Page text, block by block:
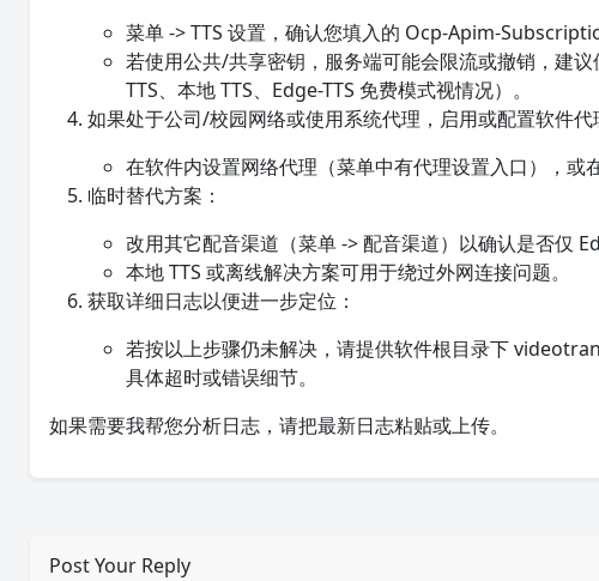
菜单 -> TTS 设置，确认您填入的 Ocp-Apim-
若使用公共/共享密钥，服务端可能会限流或撤销，建
TTS、本地 TTS、Edge-TTS 免费模式视情况）。
如果处于公司/校园网络或使用系统代理，启用或配置软件代
在软件内设置网络代理（菜单中有代理设置入口），或
临时替代方案：
改用其它配音渠道（菜单 -> 配音渠道）以确认是否仅
本地 TTS 或离线解决方案可用于绕过外网连接问题。
获取详细日志以便进一步定位：
若按以上步骤仍未解决，请提供软件根目录下
具体超时或错误细节。
如果需要我帮您分析日志，请把最新日志粘贴或上传。
Post Your Reply